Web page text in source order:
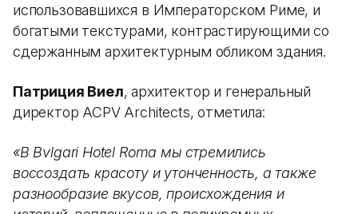
использовавшихся в Императорском Риме, и
богатыми текстурами, контрастирующими со
сдержанным архитектурным обликом здания.
Патриция Виел, архитектор и генеральный
директор ACPV Architects, отметила:
«В Bvlgari Hotel Roma мы стремились
воссоздать красоту и утонченность, а также
разнообразие вкусов, происхождения и